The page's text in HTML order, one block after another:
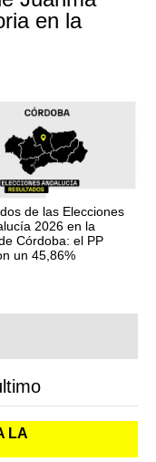
en la
de las Elecciones
2026 en la
Córdoba: el PP
un 45,86%
LA